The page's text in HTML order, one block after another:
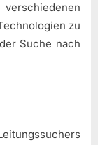
zu
Suche nach